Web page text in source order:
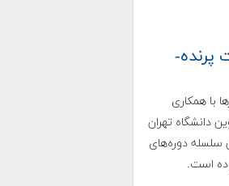
پرنده-
با همکاری
دانشگاه تهران
سلسله دوره‌های
است.